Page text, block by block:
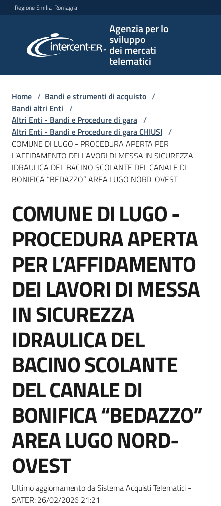
Vai al contenuto
Vai alla navigazione
Vai al footer
Regione Emilia-Romagna
Agenzia per lo
sviluppo
dei mercati
telematici
per lo
sviluppo
telematici
L'Agenzia
Bandi
strumenti
di
Supporto
Piattaforme
telematiche
English
site
Seguici
su
Home / Bandi e strumenti di acquisto /
Bandi altri Enti /
Altri Enti - Bandi e Procedure di gara /
Altri Enti - Bandi e Procedure di gara CHIUSI /
COMUNE DI LUGO - PROCEDURA APERTA PER
L’AFFIDAMENTO DEI LAVORI DI MESSA IN SICUREZZA
IDRAULICA DEL BACINO SCOLANTE DEL CANALE DI
BONIFICA “BEDAZZO” AREA LUGO NORD-OVEST
Salta al contenuto
COMUNE DI LUGO -
PROCEDURA APERTA
PER L’AFFIDAMENTO
DEI LAVORI DI MESSA
IN SICUREZZA
IDRAULICA DEL
BACINO SCOLANTE
DEL CANALE DI
BONIFICA “BEDAZZO”
AREA LUGO NORD-
OVEST
Ultimo aggiornamento da Sistema Acquisti Telematici -
SATER: 26/02/2026 21:21